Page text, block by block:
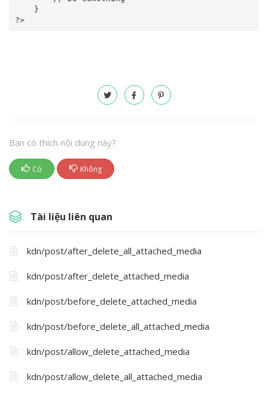
?>
Bạn có thích nội dung này?
Có Không
Tài liệu liên quan
kdn/post/after_delete_all_attached_media
kdn/post/after_delete_attached_media
kdn/post/before_delete_attached_media
kdn/post/before_delete_all_attached_media
kdn/post/allow_delete_attached_media
kdn/post/allow_delete_all_attached_media